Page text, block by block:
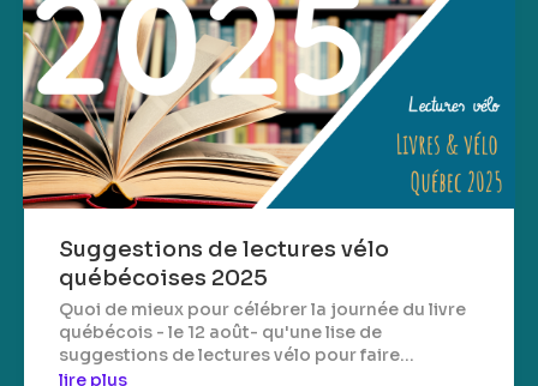
Suggestions de lectures vélo
québécoises 2025
Quoi de mieux pour célébrer la journée du livre
québécois - le 12 août- qu'une lise de
suggestions de lectures vélo pour faire...
lire plus